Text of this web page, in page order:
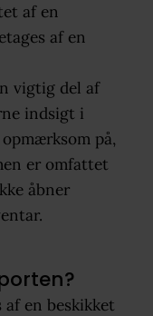
af en
af en
vigtig del af
indsigt i
på,
er omfattet
åbner
en beskikket